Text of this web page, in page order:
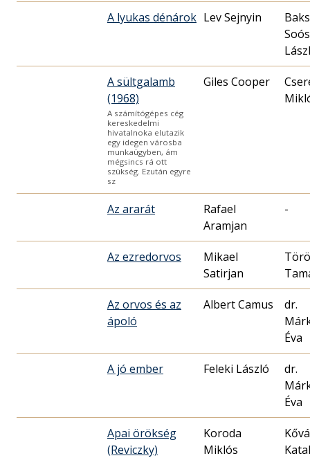
A lyukas dénárok Lev Sejnyin
Soós
A sültgalamb
(1968)
A számítógépes cég
kereskedelmi
hivatalnoka elutazik
egy idegen városba
munkaügyben, ám
mégsincs rá ott
szükség. Ezután egyre
sz
Giles Cooper
Az ararát
Rafael
Aramjan
-
Az ezredorvos
Mikael
Satirjan
Az orvos és az
ápoló
Albert Camus
dr.
Éva
A jó ember Feleki László
dr.
Éva
Apai örökség
(Reviczky)
Koroda
Miklós